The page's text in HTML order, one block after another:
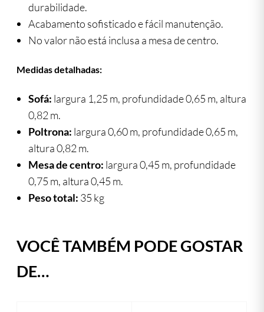
durabilidade.
Acabamento sofisticado e fácil manutenção.
No valor não está inclusa a mesa de centro.
Medidas detalhadas:
Sofá: largura 1,25 m, profundidade 0,65 m, altura
0,82 m.
Poltrona: largura 0,60 m, profundidade 0,65 m,
altura 0,82 m.
Mesa de centro: largura 0,45 m, profundidade
0,75 m, altura 0,45 m.
Peso total: 35 kg
VOCÊ TAMBÉM PODE GOSTAR
DE…